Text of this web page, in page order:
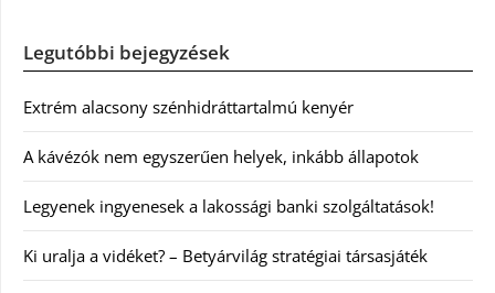
Legutóbbi bejegyzések
Extrém alacsony szénhidráttartalmú kenyér
A kávézók nem egyszerűen helyek, inkább állapotok
Legyenek ingyenesek a lakossági banki szolgáltatások!
Ki uralja a vidéket? – Betyárvilág stratégiai társasjáték